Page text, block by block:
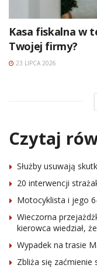
Kasa fiskalna w
Twojej firmy?
23 LIPCA 2026
Czytaj
Służby usuwają
20 interwencji
Motocyklista i jego
Wieczorna
kierowca wiedział,
Wypadek na trasie
Zbliża się zaćmienie